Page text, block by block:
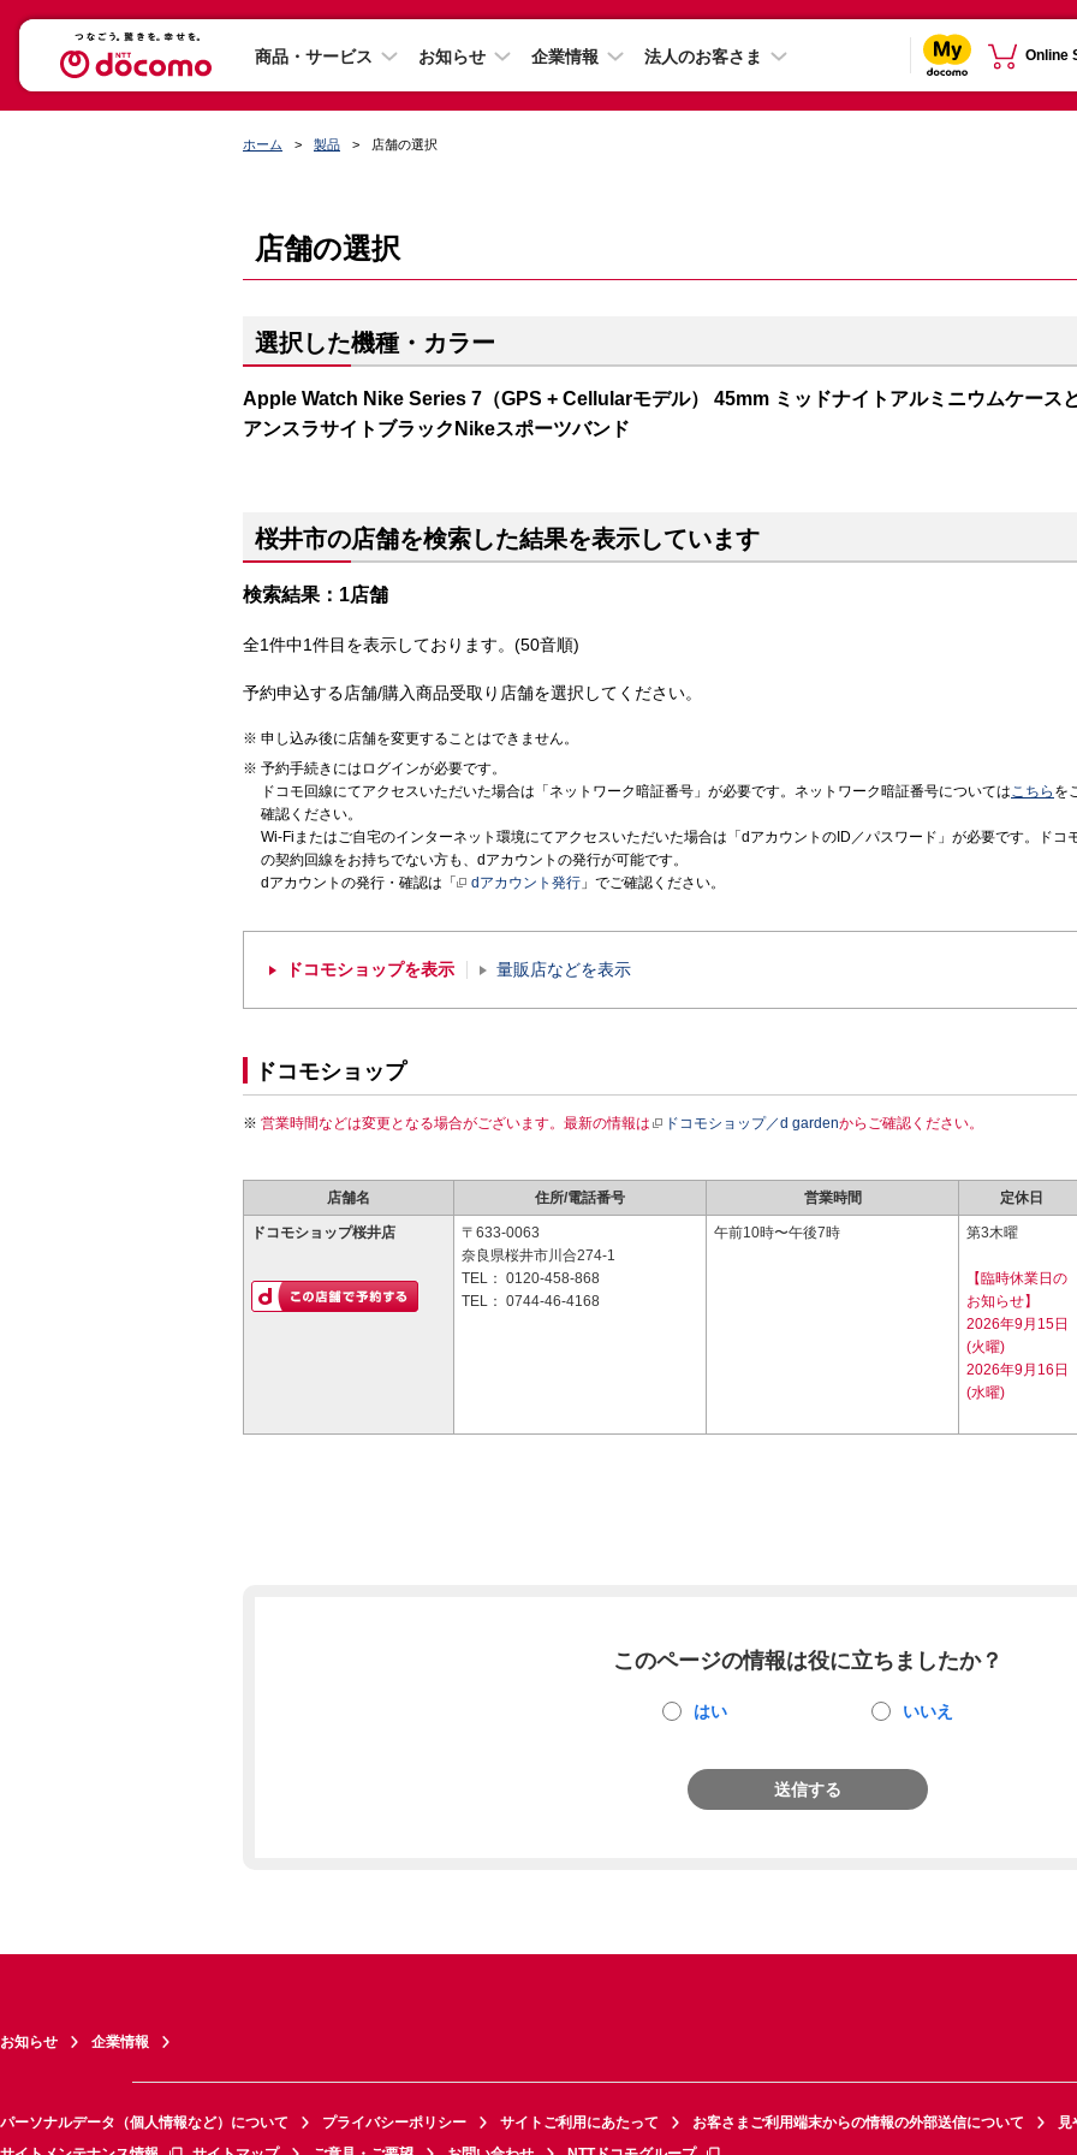
商品・サービス お知らせ 企業情報 法人のお客さま Online
ホーム 製品 店舗の選択
店舗の選択
選択した機種・カラー
Apple Watch Nike Series 7（GPS + Cellularモデル） 45mm ミッドナイトアルミニウムケース
アンスラサイトブラックNikeスポーツバンド
桜井市の店舗を検索した結果を表示しています
検索結果：1店舗
全1件中1件目を表示しております。(50音順)
予約申込する店舗/購入商品受取り店舗を選択してください。
申し込み後に店舗を変更することはできません。
予約手続きにはログインが必要です。
ドコモ回線にてアクセスいただいた場合は「ネットワーク暗証番号」が必要です。ネットワーク暗証番号についてはこちら を
確認ください。
Wi-Fiまたはご自宅のインターネット環境にてアクセスいただいた場合は「dアカウントのID／パスワード」が必要です。ドコ
の契約回線をお持ちでない方も、dアカウントの発行が可能です。
dアカウントの発行・確認は「
dアカウント発行 」でご確認ください。
ドコモショップを表示 量販店などを表示
ドコモショップ
営業時間などは変更となる場合がございます。最新の情報は ドコモショップ／d gardenからご確認ください。
店舗名 住所/電話番号 営業時間 定休日
ドコモショップ桜井店
〒633-0063
奈良県桜井市川合274-1
TEL： 0120-458-868
TEL： 0744-46-4168
午前10時〜午後7時 第3木曜
【臨時休業日の
お知らせ】
2026年9月15日
(火曜)
2026年9月16日
(水曜)
このページの情報は役に立ちましたか？
はい いいえ
送信する
お知らせ 企業情報
パーソナルデータ（個人情報など）について プライバシーポリシー サイトご利用にあたって お客さまご利用端末からの情報の外部送信について
見